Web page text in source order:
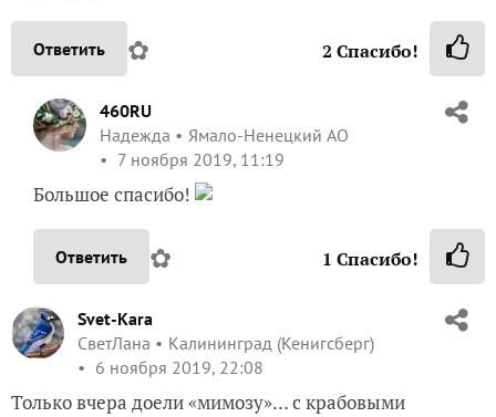
Ответить ✿ 2 Спасибо!
460RU
Надежда
Ямало-Ненецкий АО
7 ноября 2019, 11:19
Большое спасибо!
Ответить ✿ 1 Спасибо!
Svet-Kara
СветЛана
Калининград (Кенигсберг)
6 ноября 2019, 22:08
Только вчера доели «мимозу»… с крабовыми